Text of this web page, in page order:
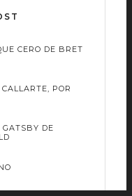
CERO DE BRET
POR
DE